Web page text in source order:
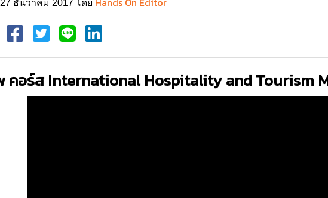
ธันวาคม 2017 โดย
คอร์ส International Hospitality and Tourism